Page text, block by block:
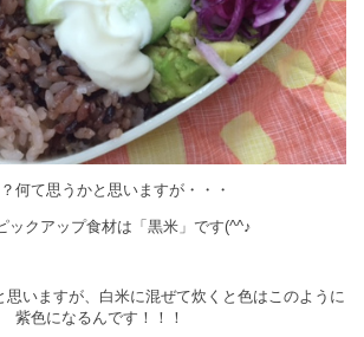
何て思うかと思いますが・・・
ックアップ食材は「黒米」です(^^♪
思いますが、白米に混ぜて炊くと色はこのように
紫色になるんです！！！